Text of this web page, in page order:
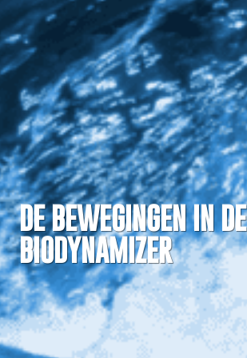
DE BEWEGINGEN IN DE
BIODYNAMIZER